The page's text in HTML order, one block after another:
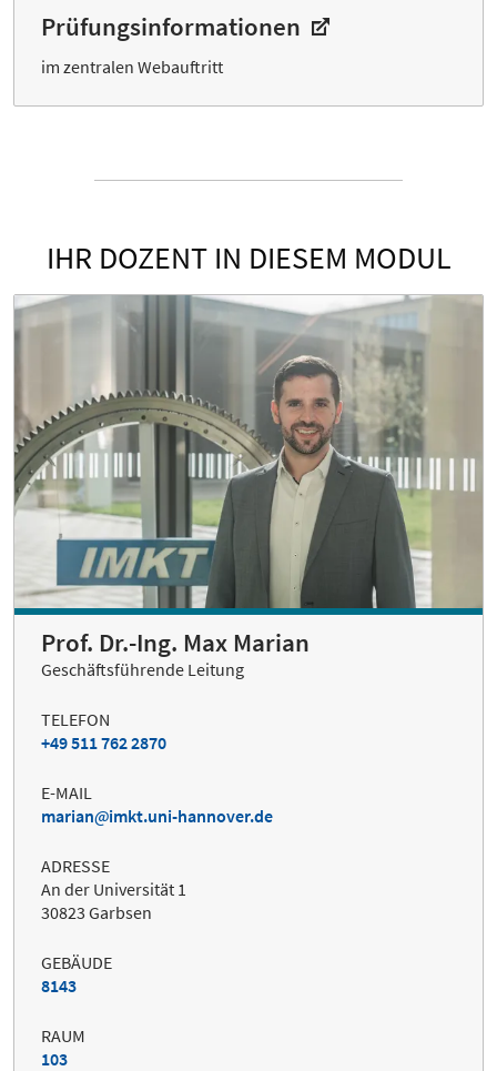
Prüfungs­informationen
im zentralen Webauftritt
IHR DOZENT IN DIESEM MODUL
Prof. Dr.-Ing. Max Marian
Geschäftsführende Leitung
TELEFON
+49 511 762 2870
E-MAIL
marian
imkt.uni-hannover.de
ADRESSE
An der Universität 1
30823 Garbsen
GEBÄUDE
8143
RAUM
103